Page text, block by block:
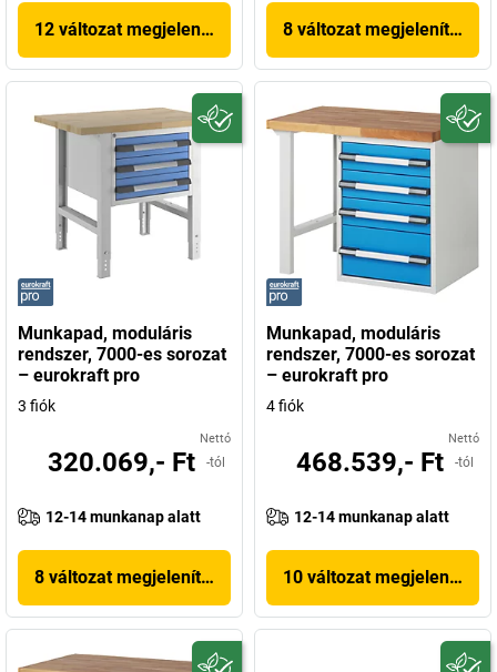
12 változat megjelenítése 8 változat megjelenítése
Munkapad, moduláris
rendszer, 7000-es sorozat
– eurokraft pro
3 fiók
Nettó
320.069,- Ft -tól
12-14 munkanap alatt
8 változat megjelenítése
Munkapad, moduláris
rendszer, 7000-es sorozat
– eurokraft pro
4 fiók
Nettó
468.539,- Ft -tól
12-14 munkanap alatt
10 változat megjelenítése